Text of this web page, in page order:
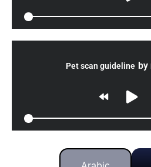
Pet scan guideline by